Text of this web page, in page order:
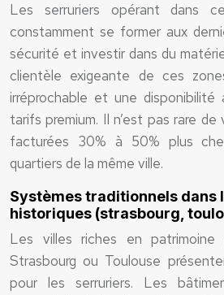
Les serruriers opérant dans
constamment se former aux
sécurité et investir dans du
clientèle exigeante de ces
irréprochable et une disponibilité
tarifs premium. Il n’est pas rare
facturées 30% à 50% plus
quartiers de la même ville.
Systèmes traditionnels dans
historiques (strasbourg,
Les villes riches en patrimoine
Strasbourg ou Toulouse
pour les serruriers. Les